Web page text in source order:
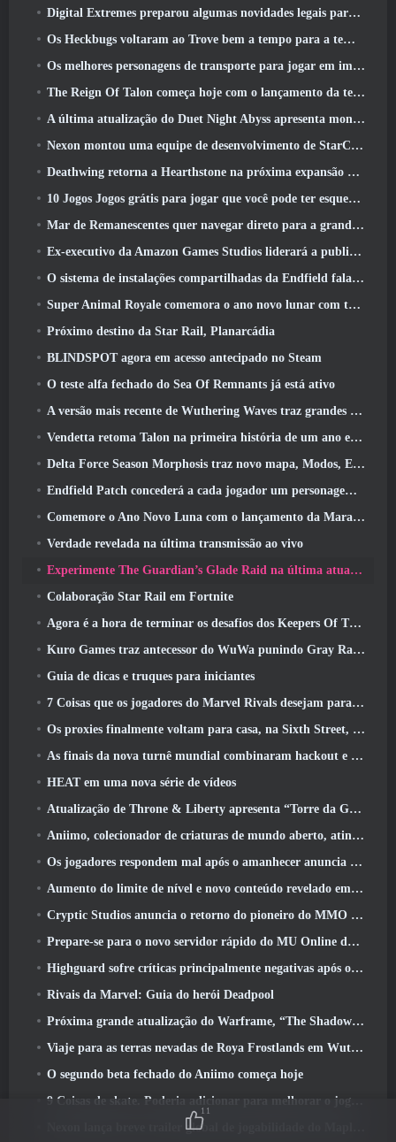
Digital Extremes preparou algumas novidades legais para comemorar o ano novo lunar no Warframe
Os Heckbugs voltaram ao Trove bem a tempo para a temporada do amor
Os melhores personagens de transporte para jogar em impasse
The Reign Of Talon começa hoje com o lançamento da temporada Overwatch 1: Conquista
A última atualização do Duet Night Abyss apresenta montagens
Nexon montou uma equipe de desenvolvimento de StarCraft Shooter de acordo com relatório do canal coreano
Deathwing retorna a Hearthstone na próxima expansão do Cataclismo
10 Jogos Jogos grátis para jogar que você pode ter esquecido que estão participando do PvP Fest do Steam
Mar de Remanescentes quer navegar direto para a grandeza
Ex-executivo da Amazon Games Studios liderará a publicação ocidental da Aion 2
O sistema de instalações compartilhadas da Endfield fala sobre os jogadores
Super Animal Royale comemora o ano novo lunar com três semanas de eventos de super cavalos
Próximo destino da Star Rail, Planarcádia
BLINDSPOT agora em acesso antecipado no Steam
O teste alfa fechado do Sea Of Remnants já está ativo
A versão mais recente de Wuthering Waves traz grandes quedas de conhecimento e mudanças na qualidade de vida
Vendetta retoma Talon na primeira história de um ano em Overwatch (Não “2”, A Blizzard está abandonando isso)
Delta Force Season Morphosis traz novo mapa, Modos, E melhorias solicitadas pelos jogadores
Endfield Patch concederá a cada jogador um personagem seis estrelas grátis de sua escolha
Comemore o Ano Novo Luna com o lançamento da Maravilha de Inverno de Palia: Atualização de Ano Novo de Riffrocin
Verdade revelada na última transmissão ao vivo
Experimente The Guardian’s Glade Raid na última atualização de Guild Wars 2 começando hoje
Colaboração Star Rail em Fortnite
Agora é a hora de terminar os desafios dos Keepers Of The Flame no Path Of Exile durante o Legacy Of Phrecia
Kuro Games traz antecessor do WuWa punindo Gray Raven para o Steam
Guia de dicas e truques para iniciantes
7 Coisas que os jogadores do Marvel Rivals desejam para o jogo 2026
Os proxies finalmente voltam para casa, na Sixth Street, na versão Zenless Zone Zero 2.6 Atualizar
As finais da nova turnê mundial combinaram hackout e lasers orbitais
HEAT em uma nova série de vídeos
Atualização de Throne & Liberty apresenta “Torre da Ganância” gerada aleatoriamente
Aniimo, colecionador de criaturas de mundo aberto, atinge as notas certas
Os jogadores respondem mal após o amanhecer anuncia planos para pular roteiros para EverQuest e EQ2
Aumento do limite de nível e novo conteúdo revelado em Phantasy Star Online 2: Fluxo de onda de título NGS
Cryptic Studios anuncia o retorno do pioneiro do MMO Jack Emmert como CEO
Prepare-se para o novo servidor rápido do MU Online durante o pré-evento
Highguard sofre críticas principalmente negativas após o lançamento
Rivais da Marvel: Guia do herói Deadpool
Próxima grande atualização do Warframe, “The Shadowgrapher” chegará em março
Viaje para as terras nevadas de Roya Frostlands em Wuthering Waves, próxima versão 3.1
O segundo beta fechado do Aniimo começa hoje
9 Coisas de skate. Poderia adicionar para melhorar o jogo em 2026
Nexon lança breve trailer global de jogabilidade do MapleStory Classic World
11